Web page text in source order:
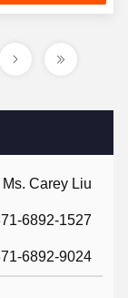
Ms. Carey Liu
6892-1527
6892-9024